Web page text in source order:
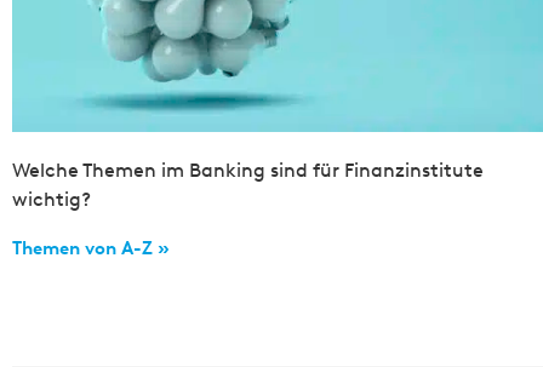
Welche Themen im Banking sind für Finanzinstitute
wichtig?
Themen von A-Z »